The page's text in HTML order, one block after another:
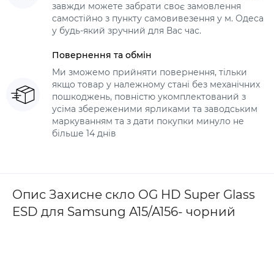
завжди можете забрати своє замовлення
самостійно з пункту самовивезення у м. Одеса
у будь-який зручний для Вас час.
Повернення та обмін
Ми зможемо прийняти повернення, тільки
якщо товар у належному стані без механічних
пошкоджень, повністю укомплектований з
усіма збереженими ярликами та заводським
маркуванням та з дати покупки минуло не
більше 14 днів
Опис Захисне скло OG HD Super Glass
ESD для Samsung A15/A156- чорний